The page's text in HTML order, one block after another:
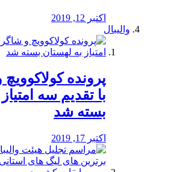
اکتبر 12, 2019
والیبال
پرونده
با تقدیم سه
بسته شد
اکتبر 17, 2019